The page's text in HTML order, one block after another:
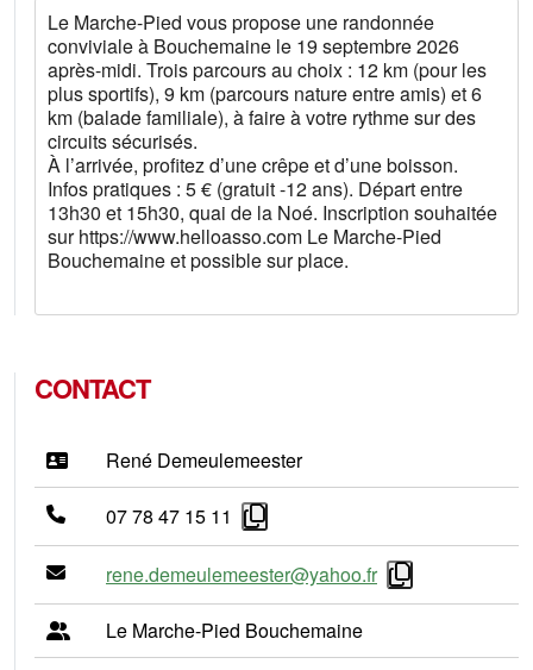
Le Marche-Pied vous propose une randonnée
conviviale à Bouchemaine le 19 septembre 2026
après-midi. Trois parcours au choix : 12 km (pour les
plus sportifs), 9 km (parcours nature entre amis) et 6
km (balade familiale), à faire à votre rythme sur des
circuits sécurisés.
À l’arrivée, profitez d’une crêpe et d’une boisson.
Infos pratiques : 5 € (gratuit -12 ans). Départ entre
13h30 et 15h30, quai de la Noé. Inscription souhaitée
sur https://www.helloasso.com Le Marche-Pied
Bouchemaine et possible sur place.
CONTACT
René Demeulemeester
07 78 47 15 11
rene.demeulemeester@yahoo.fr
Le Marche-Pied Bouchemaine